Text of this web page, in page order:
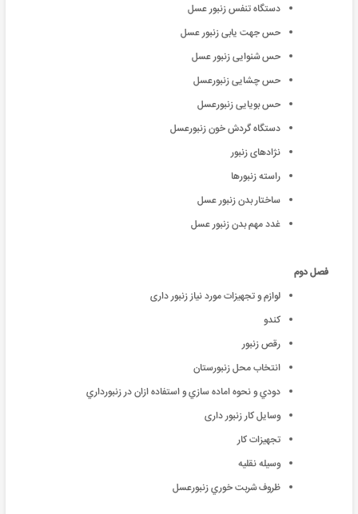
دستگاه تنفس زنبور عسل
حس جهت یابی زنبور عسل
حس شنوایی زنبور عسل
حس چشایی زنبورعسل
حس بویایی زنبورعسل
دستگاه گردش خون زنبورعسل
نژادهای زنبور
راسته زنبورها
ساختار بدن زنبور عسل
غدد مهم بدن زنبور عسل
فصل دوم
لوازم و تجهیزات مورد نیاز زنبور داری
کندو
رقص زنبور
انتخاب محل زنبورستان
دودي و نحوه اماده سازي و استفاده ازان در زنبورداري
وسایل کار زنبور داری
تجهیزات کار
وسیله نقلیه
ظروف شربت خوري زنبورعسل